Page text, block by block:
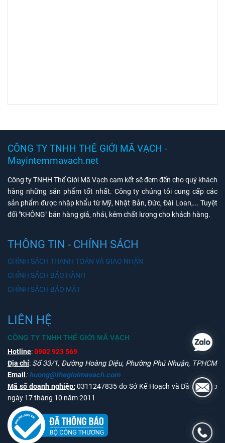
CÔNG TY TNHH THẾ GIỚI MÃ VẠCH -
Mayintemmavach.net
Công ty TNHH Thế Giới Mã Vạch cam kết sẽ đem đến cho quý khách
hàng những sản phẩm tốt nhất. Công ty chúng tôi cung cấp các
sản phẩm được nhập khẩu từ Mỹ, Nhật Bản, Đức, Đài Loan,... Tuyệt
đối "KHÔNG" bán hàng giả, nhái, kém chất lượng cho khách hàng.
THÔNG TIN - CHÍNH SÁCH
CHÍNH SÁCH THANH TOÁN VÀ GIAO NHẬN
CHÍNH SÁCH BẢO HÀNH
CHÍNH SÁCH BẢO MẬT
LIÊN HỆ
CÔNG TY TNHH THẾ GIỚI MÃ VẠCH
Hotline:0902 923 569
Địa chỉ: Số 33/1, Đường Hoàng Diệu, Phường Phú Nhuận, TPHCM
Email : huong@thegioimavach.com
Mã số doanh nghiệp: 0311247835 do Sở Kế Hoạch và Đầu Tư cấp
ngày 17 tháng 10 năm 2011